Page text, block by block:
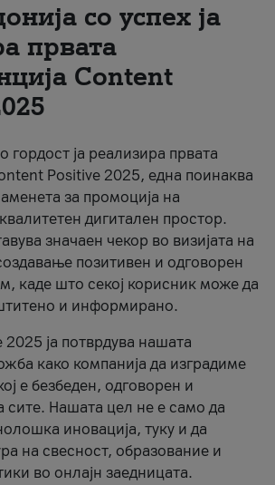
со успех ја
првата
Content
гордост ја реализира првата
Positive 2025, една поинаква
за промоција на
дигитален простор.
значаен чекор во визијата на
позитивен и одговорен
каде што секој корисник може да
и информирано.
ја потврдува нашата
како компанија да изградиме
е безбеден, одговорен и
сите. Нашата цел не е само да
иновација, туку и да
на свесност, образование и
во онлајн заедницата.